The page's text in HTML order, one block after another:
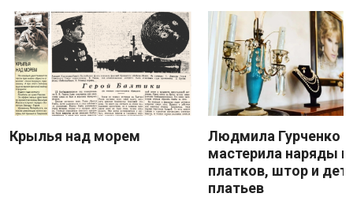
Крылья над морем
Людмила Гурченко
мастерила наряды
платков, штор и
платьев